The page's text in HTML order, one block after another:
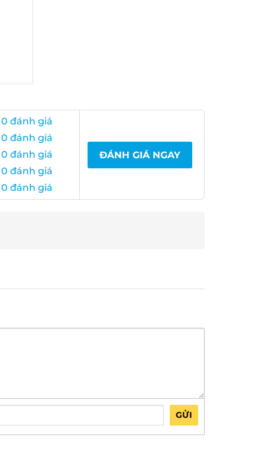
0 đánh giá
0 đánh giá
0 đánh giá
0 đánh giá
0 đánh giá
ĐÁNH GIÁ NGAY
GỬI